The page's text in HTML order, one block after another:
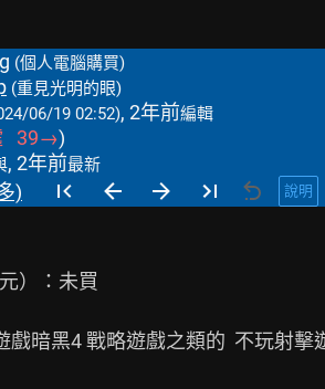
(個人電腦購買)
(重見光明的眼)
06/19 02:52), 2年前編輯
39→)
, 2年前最新
) 說明
）：未買
暗黑4 戰略遊戲之類的  不玩射擊